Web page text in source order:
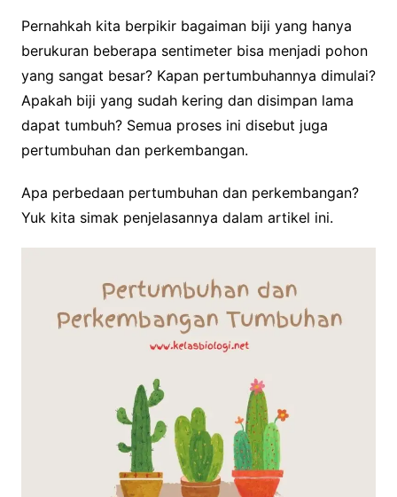
Pernahkah kita berpikir bagaiman biji yang hanya
berukuran beberapa sentimeter bisa menjadi pohon
yang sangat besar? Kapan pertumbuhannya dimulai?
Apakah biji yang sudah kering dan disimpan lama
dapat tumbuh? Semua proses ini disebut juga
pertumbuhan dan perkembangan.
Apa perbedaan pertumbuhan dan perkembangan?
Yuk kita simak penjelasannya dalam artikel ini.